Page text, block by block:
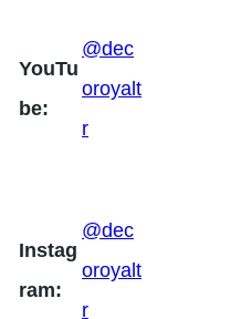
YouTu
be:
@dec
oroyalt
r
Instag
ram:
@dec
oroyalt
r